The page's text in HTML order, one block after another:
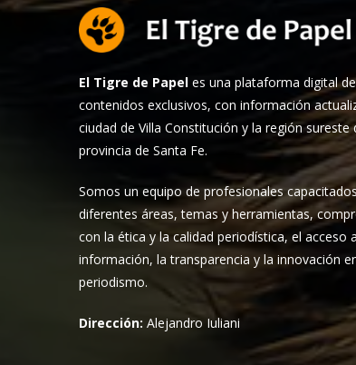
El Tigre de Papel es una plataforma digital de
contenidos exclusivos, con información
ciudad de Villa Constitución y la región sureste
provincia de Santa Fe.
Somos un equipo de profesionales
diferentes áreas, temas y herramientas,
con la ética y la calidad periodística, el acceso
información, la transparencia y la innovación
periodismo.
Dirección:Alejandro Iuliani